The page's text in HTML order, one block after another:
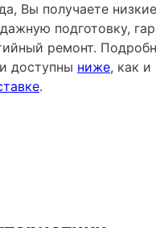
Вы получаете
подготовку,
ремонт.
доступны ниже, как и
.